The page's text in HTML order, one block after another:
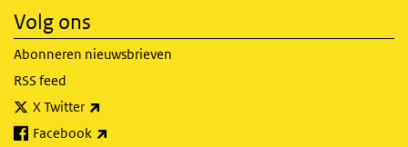
Volg ons
Abonneren nieuwsbrieven
RSS feed
X Twitter
Facebook